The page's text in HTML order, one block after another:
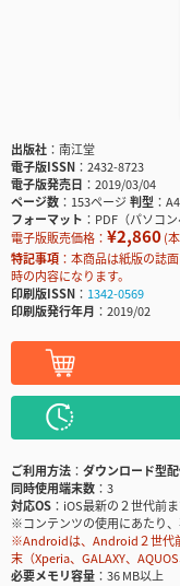
出版社
南江堂
電子版ISSN
2432-8723
電子版発売日
2019/03/04
ページ数
153ページ判型
フォーマット
PDF（パソコ
電子版販売価格： ¥2,860(
特記事項
本商品は紙版の誌
時の内容になります。
印刷版ISSN
1342-0569
印刷版発行年月
2019/02
ご利用方法
ダウンロード型
同時使用端末数
3
対応OS
iOS最新の２世代前
※コンテンツの使用にあたり
※Androidは、Android２世代
末（Xperia、GALAXY、
必要メモリ容量
36 MB以上